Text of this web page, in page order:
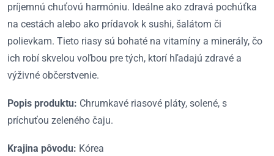
príjemnú chuťovú harmóniu. Ideálne ako zdravá pochúťka
na cestách alebo ako prídavok k sushi, šalátom či
polievkam. Tieto riasy sú bohaté na vitamíny a minerály, čo
ich robí skvelou voľbou pre tých, ktorí hľadajú zdravé a
výživné občerstvenie.
Popis produktu: Chrumkavé riasové pláty, solené, s
príchuťou zeleného čaju.
Krajina pôvodu: Kórea